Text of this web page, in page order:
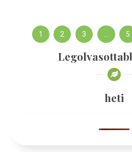
1 2 3 … 5
heti